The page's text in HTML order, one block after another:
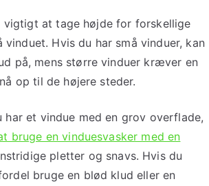
at tage højde for forskellige
Hvis du har små vinduer, kan
på, mens større vinduer kræver en
op til de højere steder.
et vindue med en grov overflade,
bruge en vinduesvasker med en
pletter og snavs. Hvis du
bruge en blød klud eller en